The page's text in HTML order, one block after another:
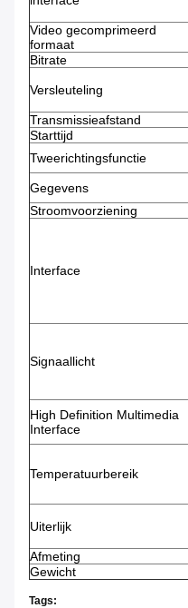
Video gecomprimeerd
formaat
Bitrate
Versleuteling
Transmissieafstand
Starttijd
Tweerichtingsfunctie
Gegevens
Stroomvoorziening
Interface
Signaallicht
High Definition Multimedia
Interface
Temperatuurbereik
Uiterlijk
Afmeting
Gewicht
Tags: